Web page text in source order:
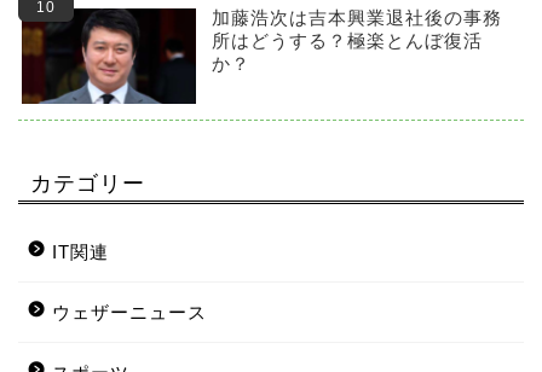
加藤浩次は吉本興業退社後の事務
所はどうする？極楽とんぼ復活
か？
カテゴリー
IT関連
ウェザーニュース